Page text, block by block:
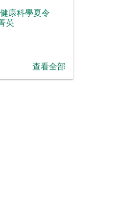
康科學夏令
英
查看全部